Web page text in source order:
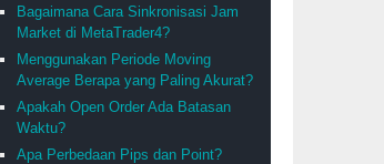
Bagaimana Cara Sinkronisasi Jam
Market di MetaTrader4?
Menggunakan Periode Moving
Average Berapa yang Paling Akurat?
Apakah Open Order Ada Batasan
Waktu?
Apa Perbedaan Pips dan Point?